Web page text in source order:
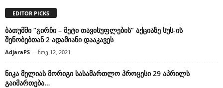
EDITOR PICKS
ბათუმში “გირჩი – მეტი თავისუფლების” აქციაზე სუს-ის
შენობებთან 2 ადამიანი დააკავეს
AdjaraPS - ნოე 12, 2021
ნიკა მელიას მორიგი სასამართლო პროცესი 29 აპრილს
გაიმართება…